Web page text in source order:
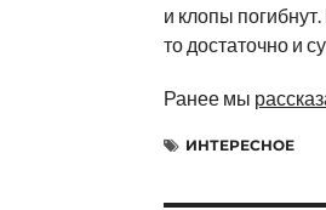
и клопы
то достаточно и
Ранее мы
ИНТЕРЕСНОЕ